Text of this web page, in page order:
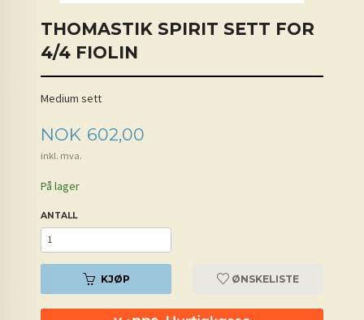
THOMASTIK SPIRIT SETT FOR
4/4 FIOLIN
Medium sett
Pris
NOK 602,00
inkl. mva.
På lager
ANTALL
KJØP ØNSKELISTE